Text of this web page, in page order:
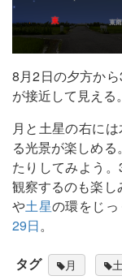
8月2日の夕方か
が接近して見える。
月と土星の右に
る光景が楽しめ
たりしてみよう
観察するのも楽
や土星の環をじっ
29日。
タグ 月